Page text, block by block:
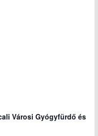
Városi Gyógyfürdő és